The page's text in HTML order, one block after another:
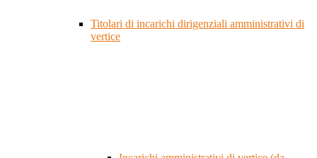
Titolari di incarichi dirigenziali amministrativi di
vertice